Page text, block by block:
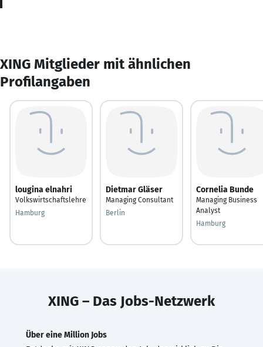
XING Mitglieder mit ähnlichen
Profilangaben
lougina elnahri
Volkswirtschaftslehre
Hamburg
Dietmar Gläser
Managing Consultant
Berlin
Cornelia Bunde
Managing Business
Analyst
Hamburg
XING – Das Jobs-Netzwerk
Über eine Million Jobs